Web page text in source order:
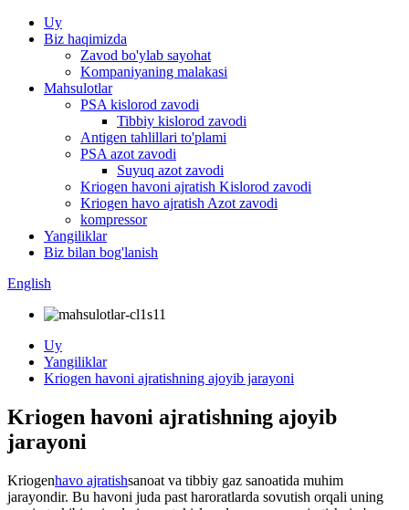
Uy
Biz haqimizda
Zavod bo'ylab sayohat
Kompaniyaning malakasi
Mahsulotlar
PSA kislorod zavodi
Tibbiy kislorod zavodi
Antigen tahlillari to'plami
PSA azot zavodi
Suyuq azot zavodi
Kriogen havoni ajratish Kislorod zavodi
Kriogen havo ajratish Azot zavodi
kompressor
Yangiliklar
Biz bilan bog'lanish
English
Uy
Yangiliklar
Kriogen havoni ajratishning ajoyib jarayoni
Kriogen havoni ajratishning ajoyib
jarayoni
Kriogenhavo ajratishsanoat va tibbiy gaz sanoatida muhim
jarayondir. Bu havoni juda past haroratlarda sovutish orqali uning